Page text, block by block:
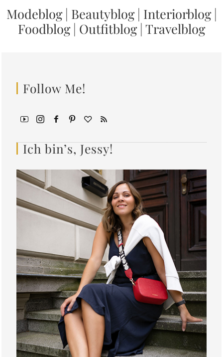
Modeblog| Beautyblog| Interiorblog|
Foodblog| Outfitblog| Travelblog
Follow Me!
Ich bin’s, Jessy!